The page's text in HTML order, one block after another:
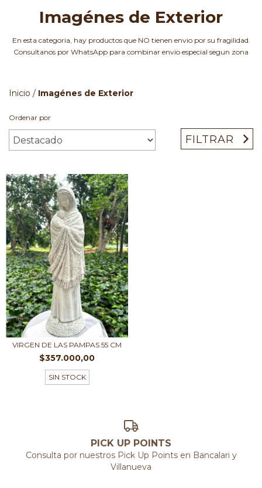
Imagénes de Exterior
En esta categoria, hay productos que NO tienen envio por su fragilidad.
Consultanos por WhatsApp para combinar envio especial segun zona
Inicio / Imagénes de Exterior
Ordenar por
FILTRAR
VIRGEN DE LAS PAMPAS 55 CM
$357.000,00
SIN STOCK
PICK UP POINTS
Consulta por nuestros Pick Up Points en Bancalari y
Villanueva